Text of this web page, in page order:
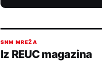
SNM MREŽA
Iz REUC magazina